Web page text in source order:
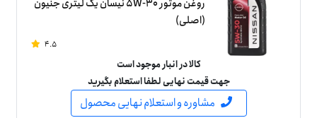
روغن موتور 5W-30 نیسان یک لیتری جنیون
(اصلی)
4.5
کالا در انبار موجود است
جهت قیمت نهایی لطفا استعلام بگیرید
مشاوره و استعلام نهایی محصول